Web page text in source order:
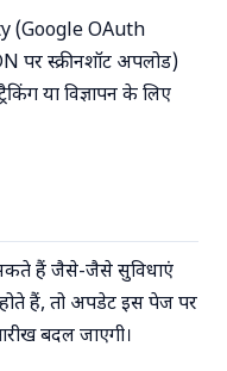
(Google OAuth
स्क्रीनशॉट अपलोड)
या विज्ञापन के लिए
हैं जैसे-जैसे सुविधाएं
हैं, तो अपडेट इस पेज पर
बदल जाएगी।